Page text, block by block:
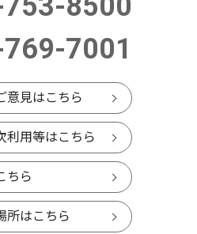
7001
意見はこちら
利用等はこちら
ちら
所はこちら